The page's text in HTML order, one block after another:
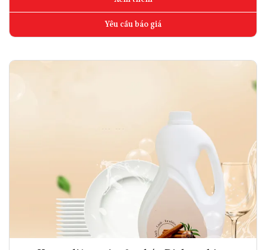
Yêu cầu báo giá